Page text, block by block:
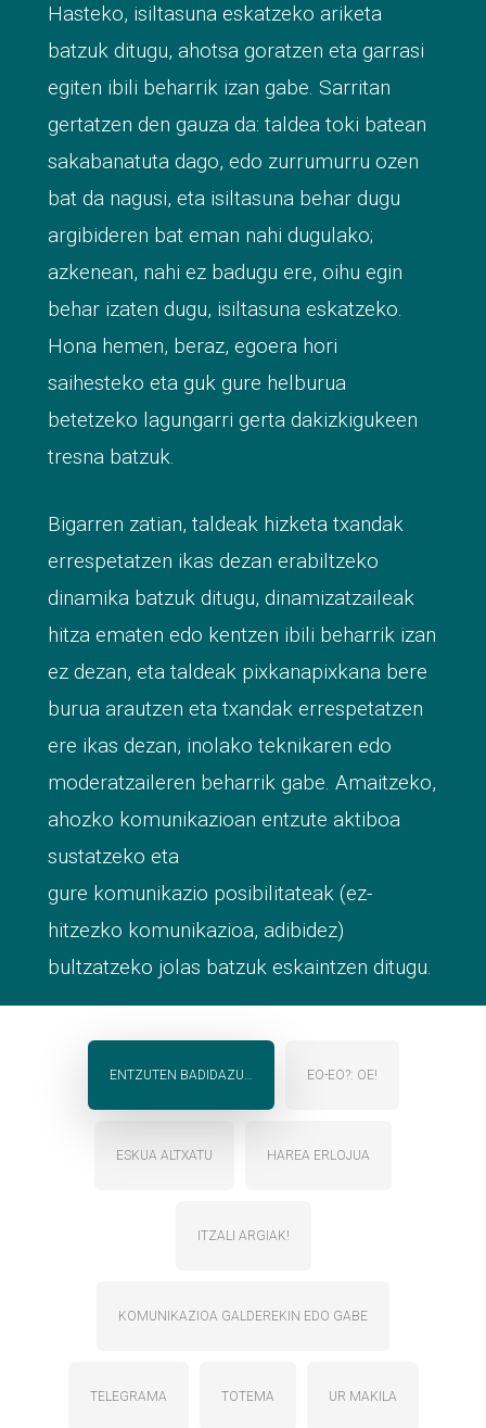
Hasteko, isiltasuna eskatzeko ariketa
batzuk ditugu, ahotsa goratzen eta garrasi
egiten ibili beharrik izan gabe. Sarritan
gertatzen den gauza da: taldea toki batean
sakabanatuta dago, edo zurrumurru ozen
bat da nagusi, eta isiltasuna behar dugu
argibideren bat eman nahi dugulako;
azkenean, nahi ez badugu ere, oihu egin
behar izaten dugu, isiltasuna eskatzeko.
Hona hemen, beraz, egoera hori
saihesteko eta guk gure helburua
betetzeko lagungarri gerta dakizkigukeen
tresna batzuk.
Bigarren zatian, taldeak hizketa txandak
errespetatzen ikas dezan erabiltzeko
dinamika batzuk ditugu, dinamizatzaileak
hitza ematen edo kentzen ibili beharrik izan
ez dezan, eta taldeak pixkanapixkana bere
burua arautzen eta txandak errespetatzen
ere ikas dezan, inolako teknikaren edo
moderatzaileren beharrik gabe. Amaitzeko,
ahozko komunikazioan entzute aktiboa
sustatzeko eta
gure komunikazio posibilitateak (ez-
hitzezko komunikazioa, adibidez)
bultzatzeko jolas batzuk eskaintzen ditugu.
ENTZUTEN BADIDAZU… EO-EO?: OE!
ESKUA ALTXATU HAREA ERLOJUA
ITZALI ARGIAK!
KOMUNIKAZIOA GALDEREKIN EDO GABE
TELEGRAMA TOTEMA UR MAKILA